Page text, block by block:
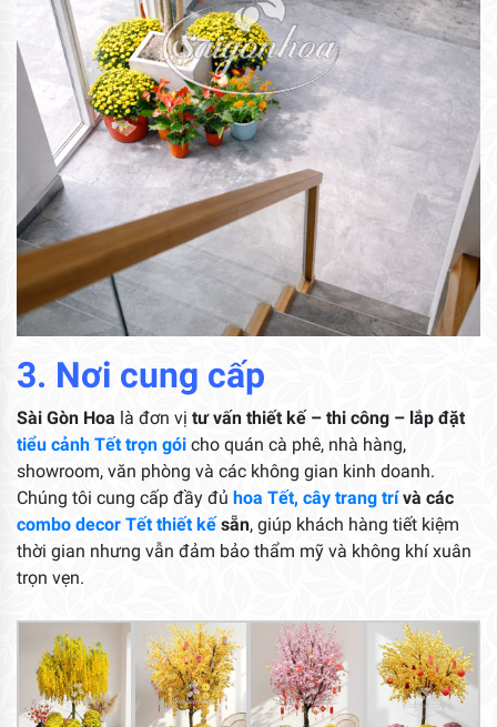
3. Nơi cung cấp
Sài Gòn Hoa là đơn vị tư vấn thiết kế – thi công – lắp đặt
tiểu cảnh Tết trọn gói cho quán cà phê, nhà hàng,
showroom, văn phòng và các không gian kinh doanh.
Chúng tôi cung cấp đầy đủ hoa Tết, cây trang trívà các
combo decor Tết thiết kếsẵn, giúp khách hàng tiết kiệm
thời gian nhưng vẫn đảm bảo thẩm mỹ và không khí xuân
trọn vẹn.